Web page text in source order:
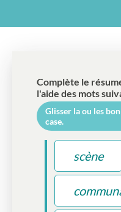
Complète le
l'aide des mots
Glisser la ou les
case.
scène